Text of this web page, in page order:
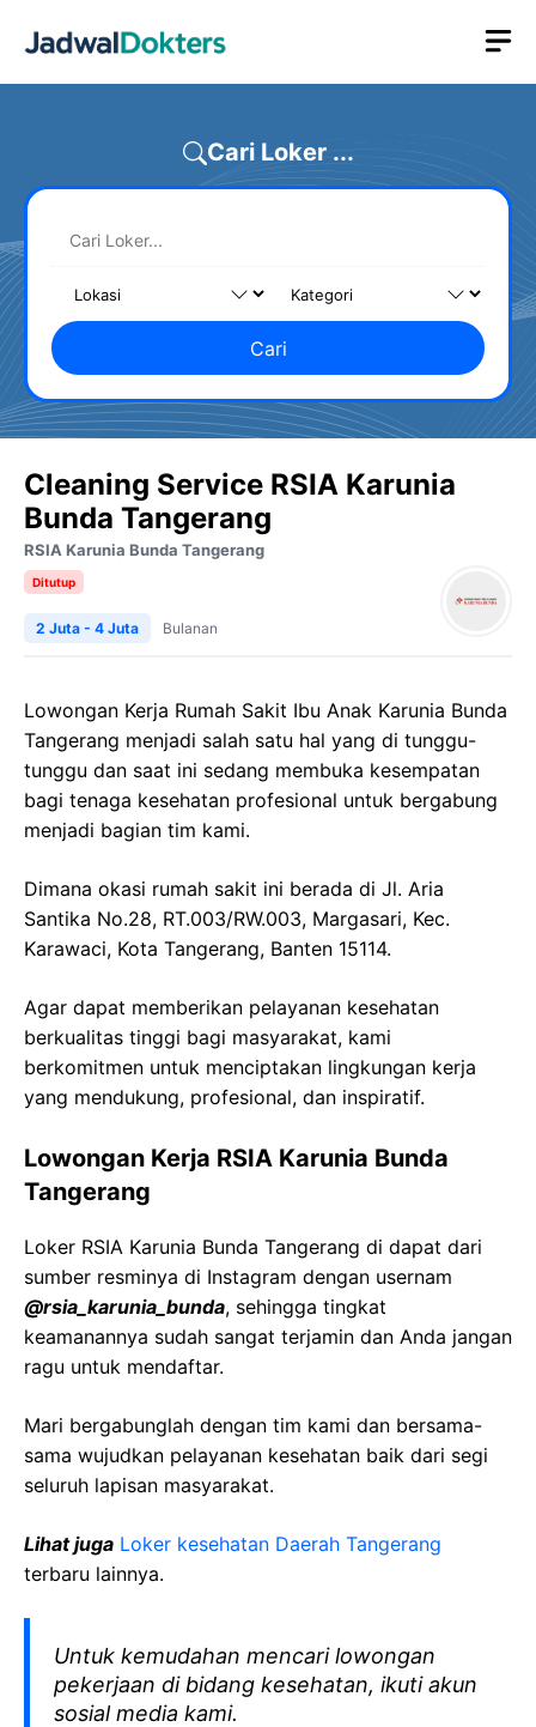
Cari Loker ...
Cari
Cleaning Service RSIA Karunia
Bunda Tangerang
RSIA Karunia Bunda Tangerang
Ditutup
2 Juta - 4 Juta Bulanan
Lowongan Kerja Rumah Sakit Ibu Anak Karunia Bunda
Tangerang menjadi salah satu hal yang di tunggu-
tunggu dan saat ini sedang membuka kesempatan
bagi tenaga kesehatan profesional untuk bergabung
menjadi bagian tim kami.
Dimana okasi rumah sakit ini berada di Jl. Aria
Santika No.28, RT.003/RW.003, Margasari, Kec.
Karawaci, Kota Tangerang, Banten 15114.
Agar dapat memberikan pelayanan kesehatan
berkualitas tinggi bagi masyarakat, kami
berkomitmen untuk menciptakan lingkungan kerja
yang mendukung, profesional, dan inspiratif.
Lowongan Kerja RSIA Karunia Bunda
Tangerang
Loker RSIA Karunia Bunda Tangerang di dapat dari
sumber resminya di Instagram dengan usernam
@rsia_karunia_bunda, sehingga tingkat
keamanannya sudah sangat terjamin dan Anda jangan
ragu untuk mendaftar.
Mari bergabunglah dengan tim kami dan bersama-
sama wujudkan pelayanan kesehatan baik dari segi
seluruh lapisan masyarakat.
Lihat juga Loker kesehatan Daerah Tangerang
terbaru lainnya.
Untuk kemudahan mencari lowongan
pekerjaan di bidang kesehatan, ikuti akun
sosial media kami.